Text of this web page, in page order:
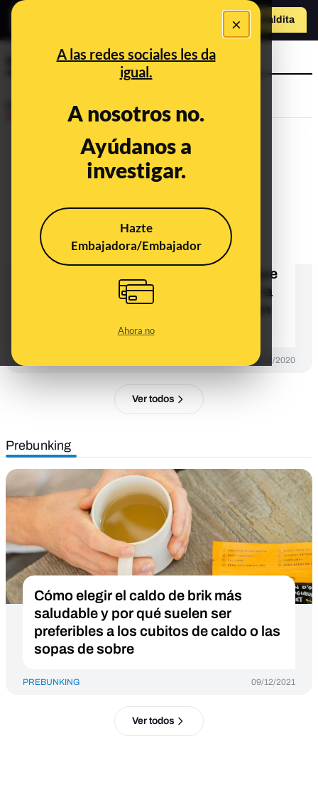
×
A las redes sociales les da
igual.
A nosotros no.
Ayúdanos a
investigar.
Hazte
Embajadora/Embajador
Ahora no
Hazte Maldita
¿Qué sabemos de esta foto de un
plato con un murciélago diciendo que
es una tapa china? Es una sopa de la
isla estadounidense de Guam según
el pie de foto original*
14/02/2020
Ver todos
Prebunking
Cómo elegir el caldo de brik más
saludable y por qué suelen ser
preferibles a los cubitos de caldo o las
sopas de sobre
PREBUNKING 09/12/2021
Ver todos